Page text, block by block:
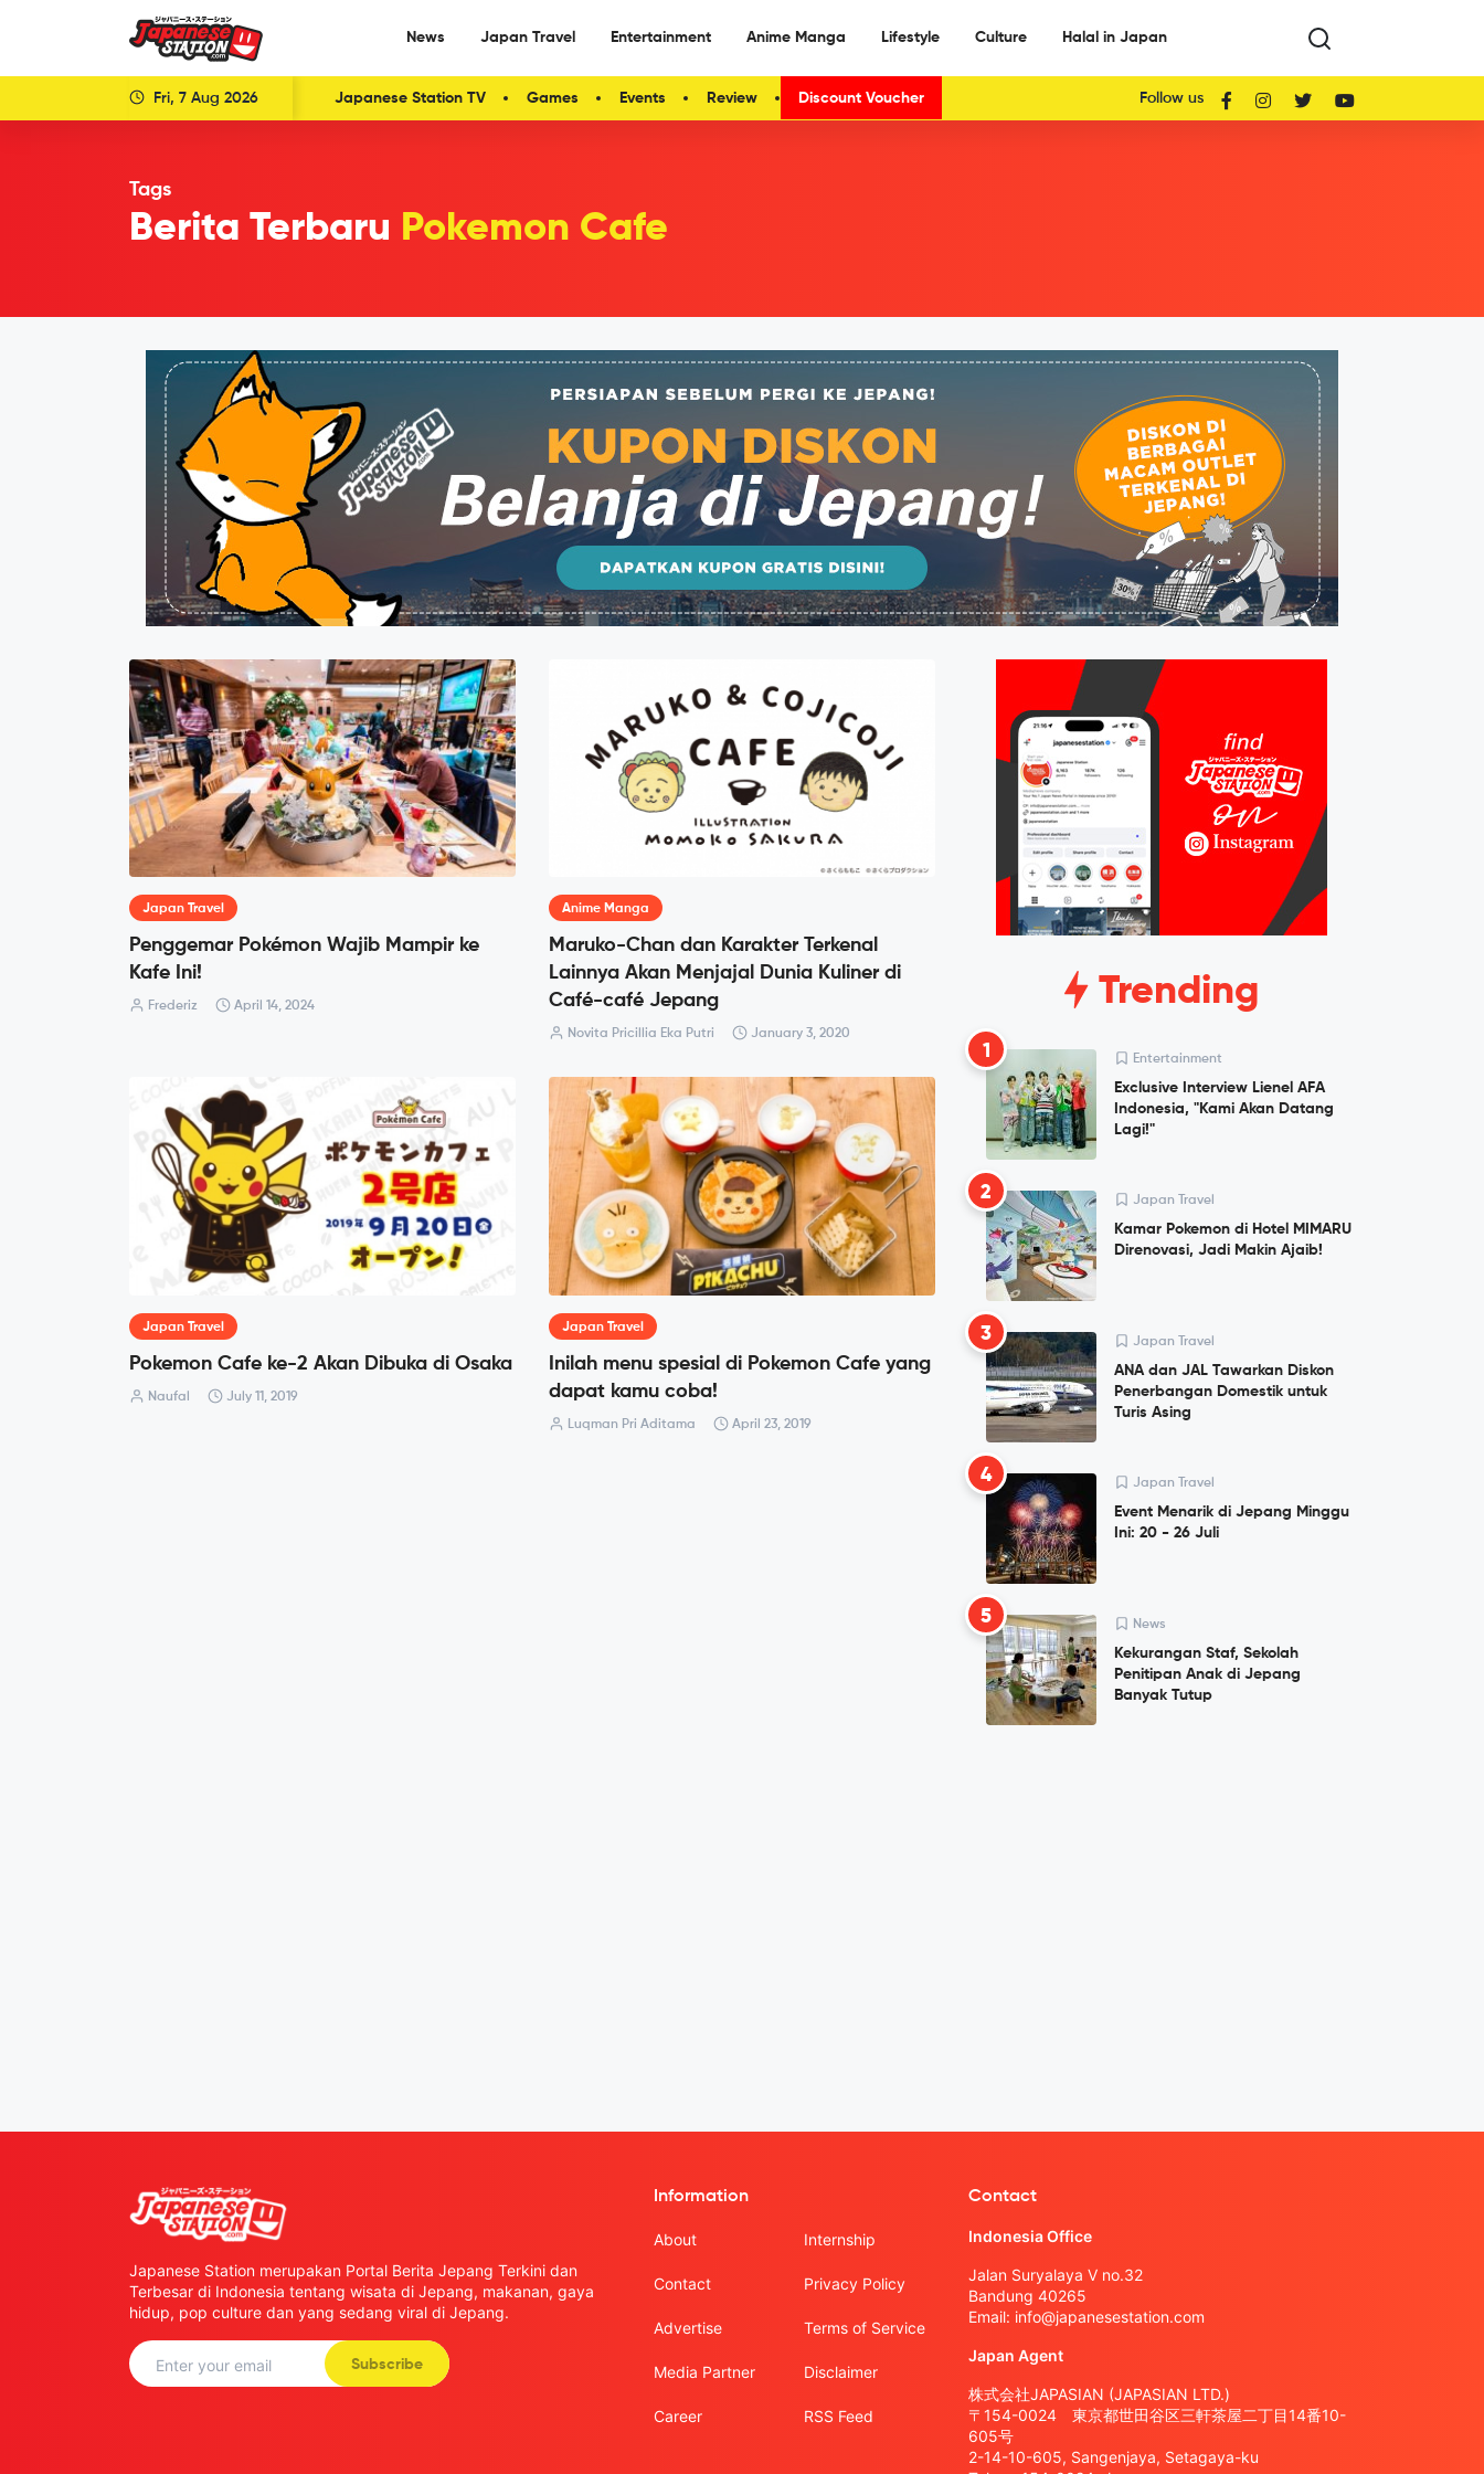
News Japan Travel Entertainment Anime Manga Lifestyle Culture Halal in Japan
Fri, 7 Aug 2026 Japanese Station TV Games Events Review Discount Voucher Follow us
Tags
Berita Terbaru Pokemon Cafe
Japan Travel
Penggemar Pokémon Wajib Mampir ke
Kafe Ini!
Frederiz April 14, 2024
Anime Manga
Maruko-Chan dan Karakter Terkenal
Lainnya Akan Menjajal Dunia Kuliner di
Café-café Jepang
Novita Pricillia Eka Putri January 3, 2020
Japan Travel
Pokemon Cafe ke-2 Akan Dibuka di Osaka
Naufal July 11, 2019
Japan Travel
Inilah menu spesial di Pokemon Cafe yang
dapat kamu coba!
Luqman Pri Aditama April 23, 2019
Trending
1 Entertainment
Exclusive Interview Lienel AFA
Indonesia, "Kami Akan Datang
Lagi!"
2 Japan Travel
Kamar Pokemon di Hotel MIMARU
Direnovasi, Jadi Makin Ajaib!
3 Japan Travel
ANA dan JAL Tawarkan Diskon
Penerbangan Domestik untuk
Turis Asing
4 Japan Travel
Event Menarik di Jepang Minggu
Ini: 20 - 26 Juli
5 News
Kekurangan Staf, Sekolah
Penitipan Anak di Jepang
Banyak Tutup
Japanese Station merupakan Portal Berita Jepang Terkini dan
Terbesar di Indonesia tentang wisata di Jepang, makanan, gaya
hidup, pop culture dan yang sedang viral di Jepang.
Subscribe
Information
About
Contact
Advertise
Media Partner
Career
Internship
Privacy Policy
Terms of Service
Disclaimer
RSS Feed
Contact
Indonesia Office
Jalan Suryalaya V no.32
Bandung 40265
Email: info@japanesestation.com
Japan Agent
株式会社JAPASIAN (JAPASIAN LTD.)
〒154-0024 東京都世田谷区三軒茶屋二丁目14番10-
605号
2-14-10-605, Sangenjaya, Setagaya-ku